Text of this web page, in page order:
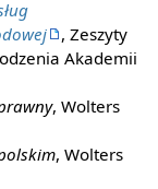
, Zeszyty
Akademii
, Wolters
, Wolters